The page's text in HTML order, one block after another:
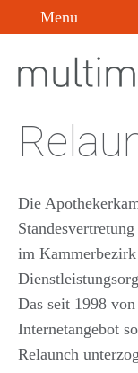
Menu
Die
im
Das seit 1998
Internetangebot
Relaunch